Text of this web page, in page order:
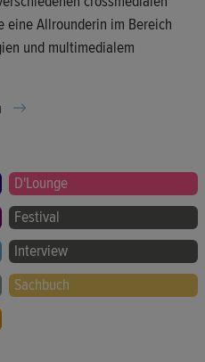
eine Allrounderin im Bereich
und multimedialem
D'Lounge
Festival
Interview
Sachbuch